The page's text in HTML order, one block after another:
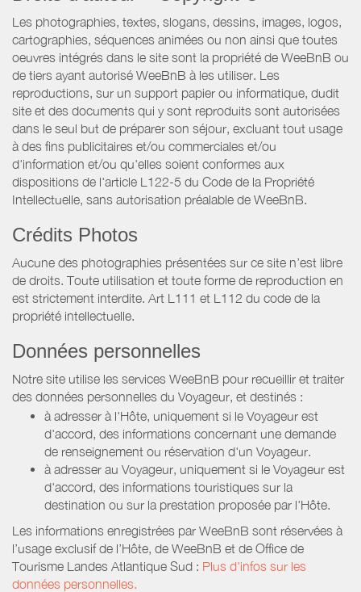
Les photographies, textes, slogans, dessins, images, logos,
cartographies, séquences animées ou non ainsi que toutes
oeuvres intégrés dans le site sont la propriété de WeeBnB ou
de tiers ayant autorisé WeeBnB à les utiliser. Les
reproductions, sur un support papier ou informatique, dudit
site et des documents qui y sont reproduits sont autorisées
dans le seul but de préparer son séjour, excluant tout usage
à des fins publicitaires et/ou commerciales et/ou
d'information et/ou qu'elles soient conformes aux
dispositions de l'article L122-5 du Code de la Propriété
Intellectuelle, sans autorisation préalable de WeeBnB.
Crédits Photos
Aucune des photographies présentées sur ce site n’est libre
de droits. Toute utilisation et toute forme de reproduction en
est strictement interdite. Art L111 et L112 du code de la
propriété intellectuelle.
Données personnelles
Notre site utilise les services WeeBnB pour recueillir et traiter
des données personnelles du Voyageur, et destinés :
à adresser à l'Hôte, uniquement si le Voyageur est
d'accord, des informations concernant une demande
de renseignement ou réservation d'un Voyageur.
à adresser au Voyageur, uniquement si le Voyageur est
d'accord, des informations touristiques sur la
destination ou sur la prestation proposée par l'Hôte.
Les informations enregistrées par WeeBnB sont réservées à
l’usage exclusif de l’Hôte, de WeeBnB et de Office de
Tourisme Landes Atlantique Sud : Plus d'infos sur les
données personnelles.